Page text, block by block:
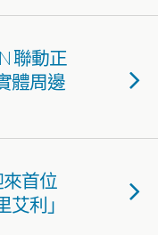
聯動正
體周邊
來首位
利」